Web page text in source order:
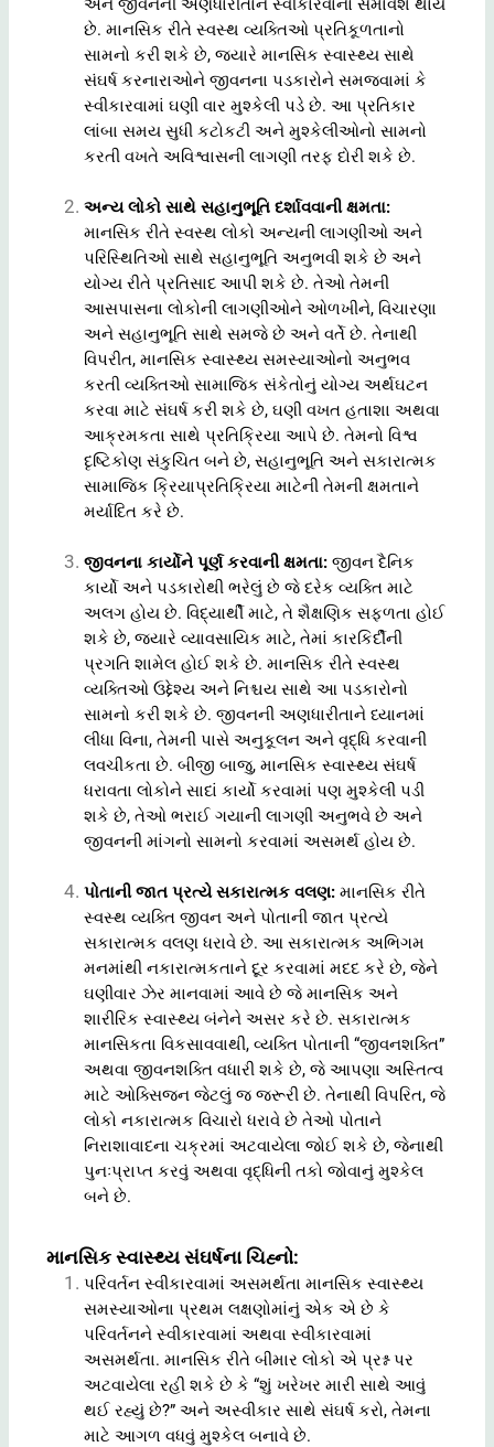
અને જીવનની અણધારીતાને સ્વીકારવાનો સમાવેશ થાય
છે. માનસિક રીતે સ્વસ્થ વ્યક્તિઓ પ્રતિકૂળતાનો
સામનો કરી શકે છે, જ્યારે માનસિક સ્વાસ્થ્ય સાથે
સંઘર્ષ કરનારાઓને જીવનના પડકારોને સમજવામાં કે
સ્વીકારવામાં ઘણી વાર મુશ્કેલી પડે છે. આ પ્રતિકાર
લાંબા સમય સુધી કટોકટી અને મુશ્કેલીઓનો સામનો
કરતી વખતે અવિશ્વાસની લાગણી તરફ દોરી શકે છે.
અન્ય લોકો સાથે સહાનુભૂતિ દર્શાવવાની ક્ષમતા:
માનસિક રીતે સ્વસ્થ લોકો અન્યની લાગણીઓ અને
પરિસ્થિતિઓ સાથે સહાનુભૂતિ અનુભવી શકે છે અને
યોગ્ય રીતે પ્રતિસાદ આપી શકે છે. તેઓ તેમની
આસપાસના લોકોની લાગણીઓને ઓળખીને, વિચારણા
અને સહાનુભૂતિ સાથે સમજે છે અને વર્તે છે. તેનાથી
વિપરીત, માનસિક સ્વાસ્થ્ય સમસ્યાઓનો અનુભવ
કરતી વ્યક્તિઓ સામાજિક સંકેતોનું યોગ્ય અર્થઘટન
કરવા માટે સંઘર્ષ કરી શકે છે, ઘણી વખત હતાશા અથવા
આક્રમકતા સાથે પ્રતિક્રિયા આપે છે. તેમનો વિશ્વ
દૃષ્ટિકોણ સંકુચિત બને છે, સહાનુભૂતિ અને સકારાત્મક
સામાજિક ક્રિયાપ્રતિક્રિયા માટેની તેમની ક્ષમતાને
મર્યાદિત કરે છે.
જીવનના કાર્યોને પૂર્ણ કરવાની ક્ષમતા: જીવન દૈનિક
કાર્યો અને પડકારોથી ભરેલું છે જે દરેક વ્યક્તિ માટે
અલગ હોય છે. વિદ્યાર્થી માટે, તે શૈક્ષણિક સફળતા હોઈ
શકે છે, જ્યારે વ્યાવસાયિક માટે, તેમાં કારકિર્દીની
પ્રગતિ શામેલ હોઈ શકે છે. માનસિક રીતે સ્વસ્થ
વ્યક્તિઓ ઉદ્દેશ્ય અને નિશ્ચય સાથે આ પડકારોનો
સામનો કરી શકે છે. જીવનની અણધારીતાને ધ્યાનમાં
લીધા વિના, તેમની પાસે અનુકૂલન અને વૃદ્ધિ કરવાની
લવચીકતા છે. બીજી બાજુ, માનસિક સ્વાસ્થ્ય સંઘર્ષ
ધરાવતા લોકોને સાદાં કાર્યો કરવામાં પણ મુશ્કેલી પડી
શકે છે, તેઓ ભરાઈ ગયાની લાગણી અનુભવે છે અને
જીવનની માંગનો સામનો કરવામાં અસમર્થ હોય છે.
પોતાની જાત પ્રત્યે સકારાત્મક વલણ: માનસિક રીતે
સ્વસ્થ વ્યક્તિ જીવન અને પોતાની જાત પ્રત્યે
સકારાત્મક વલણ ધરાવે છે. આ સકારાત્મક અભિગમ
મનમાંથી નકારાત્મકતાને દૂર કરવામાં મદદ કરે છે, જેને
ઘણીવાર ઝેર માનવામાં આવે છે જે માનસિક અને
શારીરિક સ્વાસ્થ્ય બંનેને અસર કરે છે. સકારાત્મક
માનસિકતા વિકસાવવાથી, વ્યક્તિ પોતાની “જીવનશક્તિ”
અથવા જીવનશક્તિ વધારી શકે છે, જે આપણા અસ્તિત્વ
માટે ઓક્સિજન જેટલું જ જરૂરી છે. તેનાથી વિપરિત, જે
લોકો નકારાત્મક વિચારો ધરાવે છે તેઓ પોતાને
નિરાશાવાદના ચક્રમાં અટવાયેલા જોઈ શકે છે, જેનાથી
પુનઃપ્રાપ્ત કરવું અથવા વૃદ્ધિની તકો જોવાનું મુશ્કેલ
બને છે.
માનસિક સ્વાસ્થ્ય સંઘર્ષના ચિહ્નો:
પરિવર્તન સ્વીકારવામાં અસમર્થતા માનસિક સ્વાસ્થ્ય
સમસ્યાઓના પ્રથમ લક્ષણોમાંનું એક એ છે કે
પરિવર્તનને સ્વીકારવામાં અથવા સ્વીકારવામાં
અસમર્થતા. માનસિક રીતે બીમાર લોકો એ પ્રશ્ન પર
અટવાયેલા રહી શકે છે કે “શું ખરેખર મારી સાથે આવું
થઈ રહ્યું છે?” અને અસ્વીકાર સાથે સંઘર્ષ કરો, તેમના
માટે આગળ વધવું મુશ્કેલ બનાવે છે.